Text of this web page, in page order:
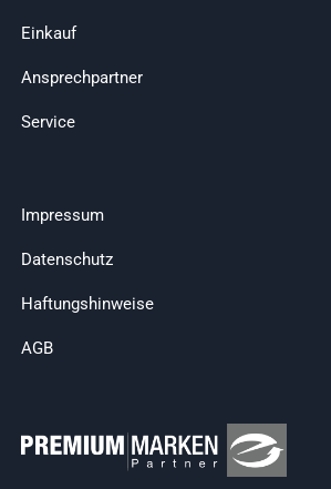
Einkauf
Ansprechpartner
Service
Impressum
Datenschutz
Haftungshinweise
AGB